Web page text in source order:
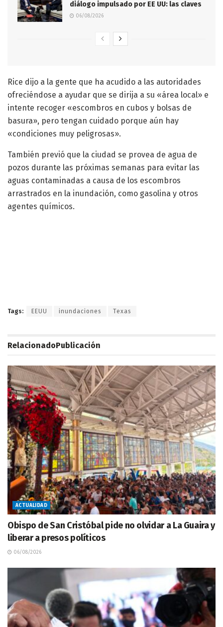
diálogo impulsado por EE UU: las claves
06/08/2026
Rice dijo a la gente que ha acudido a las autoridades
ofreciéndose a ayudar que se dirija a su «área local» e
intente recoger «escombros en cubos y bolsas de
basura», pero tengan cuidado porque aún hay
«condiciones muy peligrosas».
También previó que la ciudad se provea de agua de
pozos durante las próximas semanas para evitar las
aguas contaminadas a causa de los escombros
arrastrados en la inundación, como gasolina y otros
agentes químicos.
Tags: EEUU inundaciones Texas
RelacionadoPublicación
ACTUALIDAD
Obispo de San Cristóbal pide no olvidar a La Guaira y
liberar a presos políticos
06/08/2026